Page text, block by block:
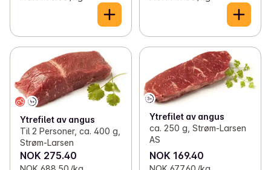
Ytrefilet av angus
Til 2 Personer, ca. 400 g,
Strøm-Larsen
NOK 275.40
Ytrefilet av angus
ca. 250 g, Strøm-Larsen
AS
NOK 169.40